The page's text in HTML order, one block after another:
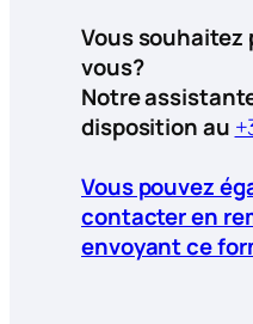
Vous souhaitez
vous?
Notre
disposition au
Vous pouvez
contacter en
envoyant ce